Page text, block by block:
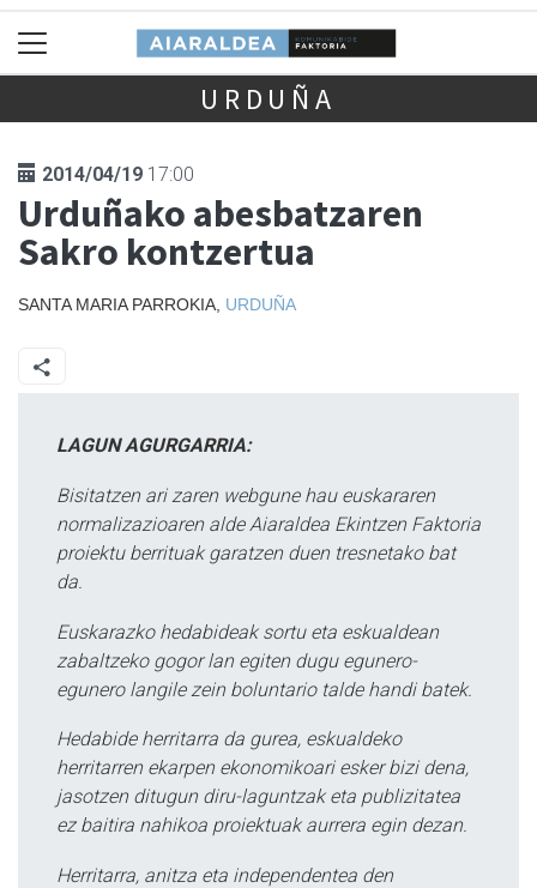
URDUÑA
2014/04/19 17:00
Urduñako abesbatzaren
Sakro kontzertua
SANTA MARIA PARROKIA, URDUÑA
LAGUN AGURGARRIA:
Bisitatzen ari zaren webgune hau euskararen
normalizazioaren alde Aiaraldea Ekintzen Faktoria
proiektu berrituak garatzen duen tresnetako bat
da.
Euskarazko hedabideak sortu eta eskualdean
zabaltzeko gogor lan egiten dugu egunero-
egunero langile zein boluntario talde handi batek.
Hedabide herritarra da gurea, eskualdeko
herritarren ekarpen ekonomikoari esker bizi dena,
jasotzen ditugun diru-laguntzak eta publizitatea
ez baitira nahikoa proiektuak aurrera egin dezan.
Herritarra, anitza eta independentea den